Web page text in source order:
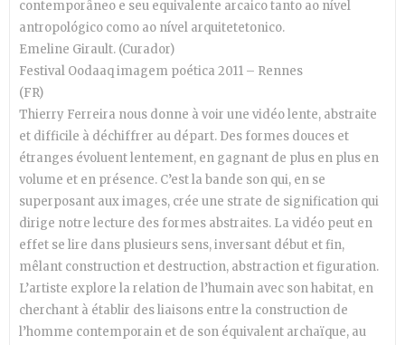
contemporâneo e seu equivalente arcaico tanto ao nível
antropológico como ao nível arquitetetonico.
Emeline Girault. (Curador)
Festival Oodaaq imagem poética 2011 – Rennes
(FR)
Thierry Ferreira nous donne à voir une vidéo lente, abstraite
et difficile à déchiffrer au départ. Des formes douces et
étranges évoluent lentement, en gagnant de plus en plus en
volume et en présence. C’est la bande son qui, en se
superposant aux images, crée une strate de signification qui
dirige notre lecture des formes abstraites. La vidéo peut en
effet se lire dans plusieurs sens, inversant début et fin,
mêlant construction et destruction, abstraction et figuration.
L’artiste explore la relation de l’humain avec son habitat, en
cherchant à établir des liaisons entre la construction de
l’homme contemporain et de son équivalent archaïque, au